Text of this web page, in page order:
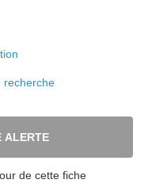
recherche
ALERTE
de cette fiche